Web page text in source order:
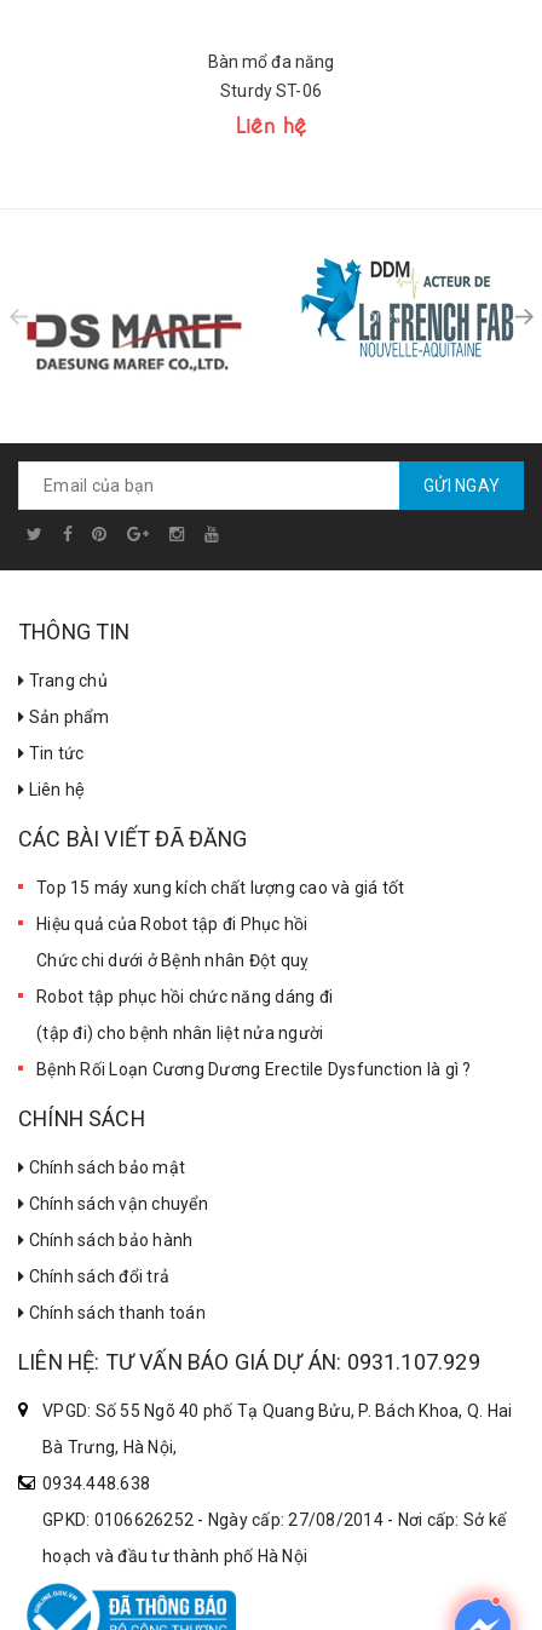
Bàn mổ đa năng
Sturdy ST-06
Liên hệ
prev
GỬI NGAY
THÔNG TIN
Trang chủ
Sản phẩm
Tin tức
Liên hệ
CÁC BÀI VIẾT ĐÃ ĐĂNG
Top 15 máy xung kích chất lượng cao và giá tốt
Hiệu quả của Robot tập đi Phục hồi
Chức chi dưới ở Bệnh nhân Đột quỵ
Robot tập phục hồi chức năng dáng đi
(tập đi) cho bệnh nhân liệt nửa người
Bệnh Rối Loạn Cương Dương Erectile Dysfunction là gì ?
CHÍNH SÁCH
Chính sách bảo mật
Chính sách vận chuyển
Chính sách bảo hành
Chính sách đổi trả
Chính sách thanh toán
LIÊN HỆ: TƯ VẤN BÁO GIÁ DỰ ÁN: 0931.107.929
VPGD: Số 55 Ngõ 40 phố Tạ Quang Bửu, P. Bách Khoa, Q. Hai
Bà Trưng, Hà Nội,
0934.448.638
GPKD: 0106626252 - Ngày cấp: 27/08/2014 - Nơi cấp: Sở kế
hoạch và đầu tư thành phố Hà Nội